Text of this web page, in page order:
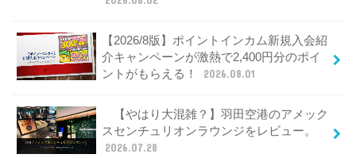
【2026/8版】ポイントインカム新規入会紹
介キャンペーンが激熱で2,400円分のポイ
ントがもらえる！
2026.08.01
【やはり大混雑？】羽田空港のアメック
スセンチュリオンラウンジをレビュー。
2026.07.28